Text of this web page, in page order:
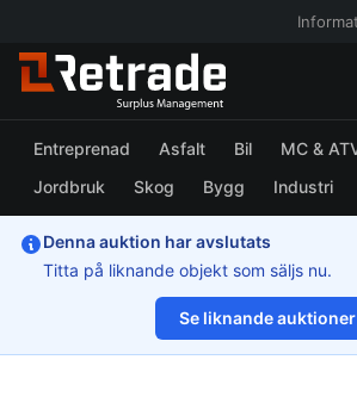
Entreprenad Asfalt Bil MC &
Jordbruk
Skog Bygg Industri
Denna auktion har avslutats
Titta på liknande objekt som säljs nu.
Se liknande auktioner